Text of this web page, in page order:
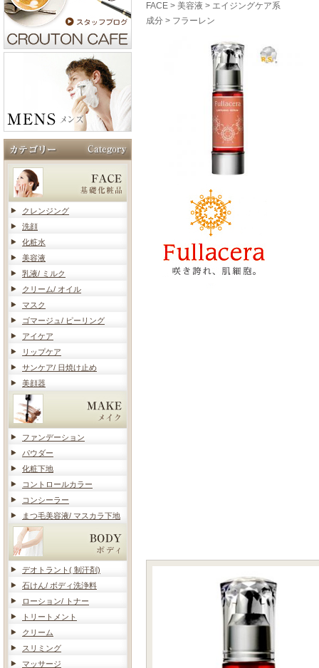
クレンジング
洗顔
化粧水
美容液
乳液/ ミルク
クリーム/ オイル
マスク
ゴマージュ/ ピーリング
アイケア
リップケア
サンケア/ 日焼け止め
美顔器
ファンデーション
パウダー
化粧下地
コントロールカラー
コンシーラー
まつ毛美容液/ マスカラ下地
デオトラント( 制汗剤)
石けん/ ボディ洗浄料
ローション/ トナー
トリートメント
クリーム
スリミング
マッサージ
FACE > 美容液 > エイジングケア系
成分 > フラーレン